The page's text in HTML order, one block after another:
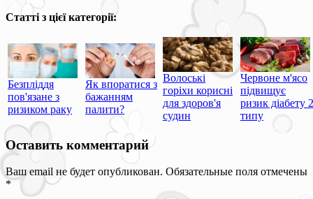
Статті з цієї категорії:
Безпліддя
пов'язане з
ризиком раку
Як впоратися з
бажанням
палити?
Волоські
горіхи корисні
для здоров'я
судин
Червоне м'ясо
підвищує
ризик діабету 2
типу
Оставить комментарий
Ваш email не будет опубликован. Обязательные поля отмечены
*